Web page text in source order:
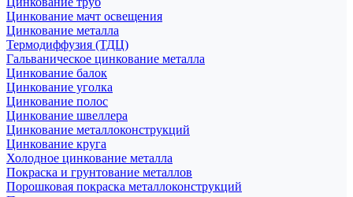
Цинкование мачт освещения
Цинкование металла
Термодиффузия (ТДЦ)
Гальваническое цинкование металла
Цинкование балок
Цинкование уголка
Цинкование полос
Цинкование швеллера
Цинкование металлоконструкций
Цинкование круга
Холодное цинкование металла
Покраска и грунтование металлов
Порошковая покраска металлоконструкций